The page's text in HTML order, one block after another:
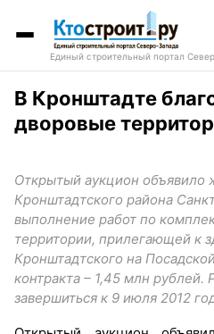
Единый строительный портал
В Кронштадте
дворовые
Открытый аукцион объявило
Кронштадтского района
выполнение работ по
территории, прилегающей к
Кронштадтского на
контракта – 1,45 млн
завершиться к 9 июля 2012